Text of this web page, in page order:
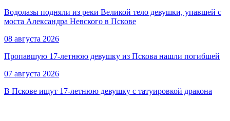
Водолазы подняли из реки Великой тело девушки, упавшей с
моста Александра Невского в Пскове
08 августа 2026
Пропавшую 17-летнюю девушку из Пскова нашли погибшей
07 августа 2026
В Пскове ищут 17‑летнюю девушку с татуировкой дракона